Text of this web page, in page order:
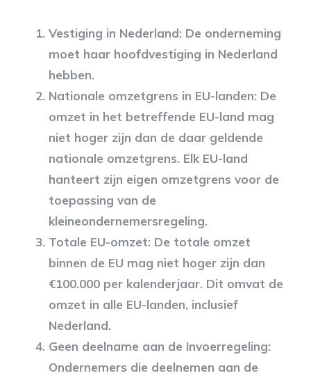
Vestiging in Nederland: De onderneming
moet haar hoofdvestiging in Nederland
hebben.
Nationale omzetgrens in EU-landen: De
omzet in het betreffende EU-land mag
niet hoger zijn dan de daar geldende
nationale omzetgrens. Elk EU-land
hanteert zijn eigen omzetgrens voor de
toepassing van de
kleineondernemersregeling.
Totale EU-omzet: De totale omzet
binnen de EU mag niet hoger zijn dan
€100.000 per kalenderjaar. Dit omvat de
omzet in alle EU-landen, inclusief
Nederland.
Geen deelname aan de Invoerregeling:
Ondernemers die deelnemen aan de